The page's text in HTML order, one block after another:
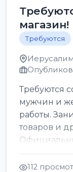
магазин!
Требуются
Требуются
мужчин и
работы.
товаров и
стабильная
112